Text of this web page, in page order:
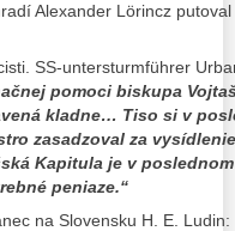
Alexander Lörincz
SS-untersturmführer
pomoci biskupa
kladne… Tiso si v
zasadzoval za
Kapitula je v
peniaze.“
na Slovensku H. E. Ludin: